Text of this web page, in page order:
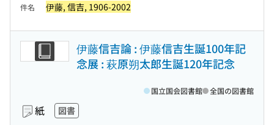
件名 伊藤, 信吉, 1906-2002
伊藤信吉論 : 伊藤信吉生誕100年記
念展 : 萩原朔太郎生誕120年記念
紙 図書
国立国会図書館 全国の図書館